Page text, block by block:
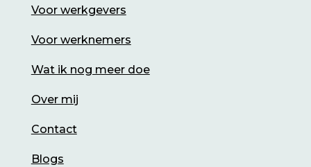
Voor werkgevers
Voor werknemers
Wat ik nog meer doe
Over mij
Contact
Blogs